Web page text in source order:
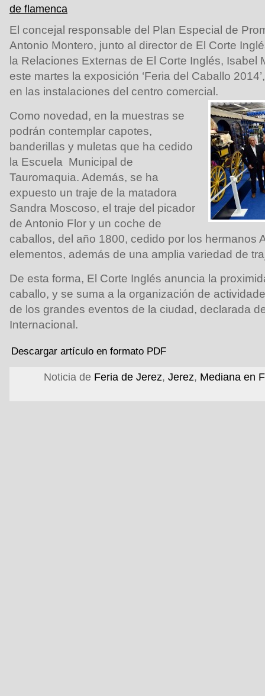
de flamenca
El concejal responsable del Plan Especial de
Antonio Montero, junto al director de El Corte
la Relaciones Externas de El Corte Inglés, Isabel
este martes la exposición ‘Feria del Caballo
en las instalaciones del centro comercial.
Como novedad, en la muestras se
podrán contemplar capotes,
banderillas y muletas que ha cedido
la Escuela Municipal de
Tauromaquia. Además, se ha
expuesto un traje de la matadora
Sandra Moscoso, el traje del picador
de Antonio Flor y un coche de
caballos, del año 1800, cedido por los hermanos
elementos, además de una amplia variedad de
De esta forma, El Corte Inglés anuncia la
caballo, y se suma a la organización de
de los grandes eventos de la ciudad, declarada
Internacional.
Descargar artículo en formato PDF
Noticia de Feria de Jerez, Jerez, Mediana en